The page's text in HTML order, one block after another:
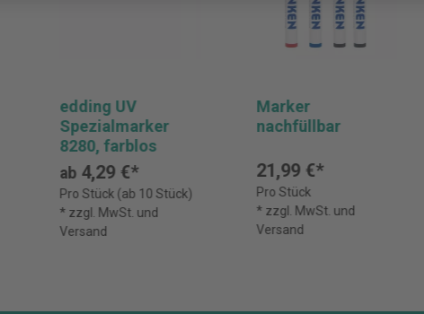
edding UV
Spezialmarker
8280, farblos
ab 4,29 €*
Pro Stück (ab 10 Stück)
* zzgl. MwSt. und
Versand
Marker
nachfüllbar
21,99 €*
Pro Stück
* zzgl. MwSt. und
Versand